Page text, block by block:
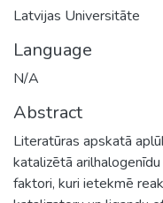
Latvijas Universitāte
Language
N/A
Abstract
Literatūras apskatā
katalizētā
faktori, kuri ietekmē